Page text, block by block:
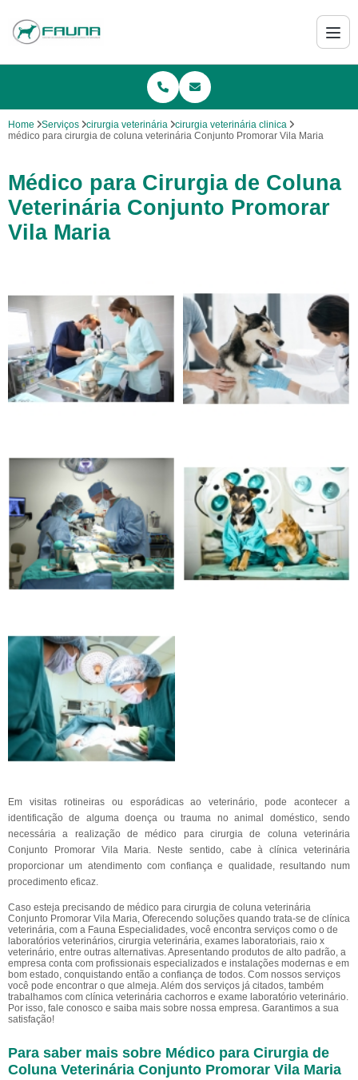
Home Serviços cirurgia veterinária
cirurgia veterinária clinica
médico para cirurgia de coluna veterinária Conjunto Promorar Vila Maria
Médico para Cirurgia de Coluna
Veterinária Conjunto Promorar
Vila Maria
Em visitas rotineiras ou esporádicas ao veterinário, pode acontecer a
identificação de alguma doença ou trauma no animal doméstico, sendo
necessária a realização de médico para cirurgia de coluna veterinária
Conjunto Promorar Vila Maria. Neste sentido, cabe à clínica veterinária
proporcionar um atendimento com confiança e qualidade, resultando num
procedimento eficaz.
Caso esteja precisando de médico para cirurgia de coluna veterinária
Conjunto Promorar Vila Maria, Oferecendo soluções quando trata-se de clínica
veterinária, com a Fauna Especialidades, você encontra serviços como o de
laboratórios veterinários, cirurgia veterinária, exames laboratoriais, raio x
veterinário, entre outras alternativas. Apresentando produtos de alto padrão, a
empresa conta com profissionais especializados e instalações modernas e em
bom estado, conquistando então a confiança de todos. Com nossos serviços
você pode encontrar o que almeja. Além dos serviços já citados, também
trabalhamos com clínica veterinária cachorros e exame laboratório veterinário.
Por isso, fale conosco e saiba mais sobre nossa empresa. Garantimos a sua
satisfação!
Para saber mais sobre Médico para Cirurgia de
Coluna Veterinária Conjunto Promorar Vila Maria